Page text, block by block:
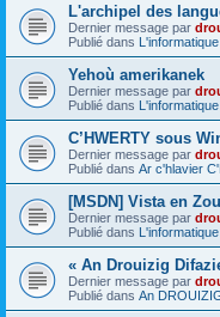
L'archipel des
Dernier message par
Publié dans
Yehoù amerikanek
Dernier message par
Publié dans
C’HWERTY sous
Dernier message par
Publié dans Ar c'hlavier
[MSDN] Vista en
Dernier message par
Publié dans
« An Drouizig
Dernier message par
Publié dans An